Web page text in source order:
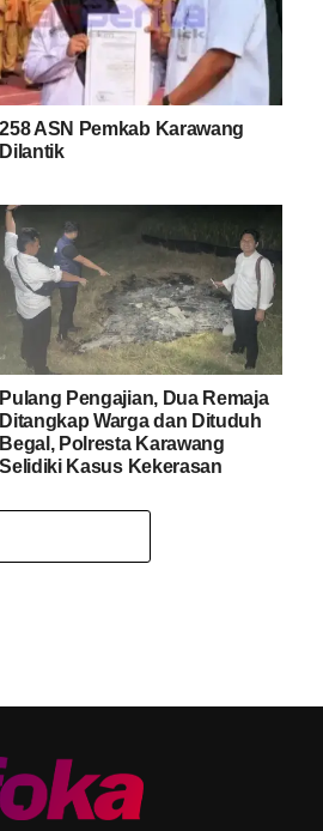
258 ASN Pemkab Karawang
Dilantik
Pulang Pengajian, Dua Remaja
Ditangkap Warga dan Dituduh
Begal, Polresta Karawang
Selidiki Kasus Kekerasan